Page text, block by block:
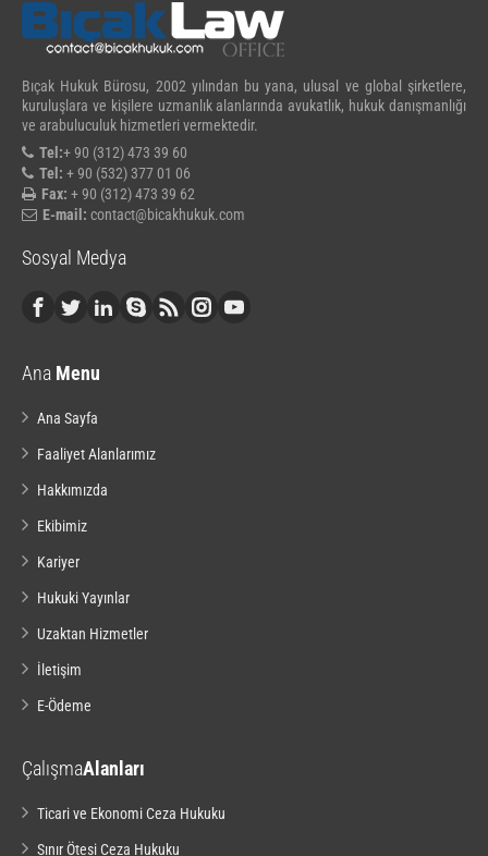
Bıçak Hukuk Bürosu, 2002 yılından bu yana, ulusal ve global şirketlere,
kuruluşlara ve kişilere uzmanlık alanlarında avukatlık, hukuk danışmanlığı
ve arabuluculuk hizmetleri vermektedir.
Tel:+ 90 (312) 473 39 60
Tel: + 90 (532) 377 01 06
Fax: + 90 (312) 473 39 62
E-mail: contact@bicakhukuk.com
Sosyal Medya
Ana Menu
Ana Sayfa
Faaliyet Alanlarımız
Hakkımızda
Ekibimiz
Kariyer
Hukuki Yayınlar
Uzaktan Hizmetler
İletişim
E-Ödeme
ÇalışmaAlanları
Ticari ve Ekonomi Ceza Hukuku
Sınır Ötesi Ceza Hukuku